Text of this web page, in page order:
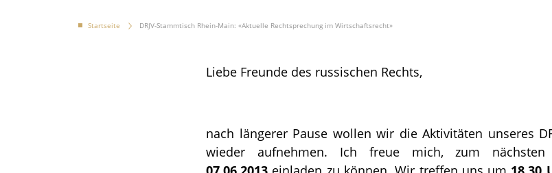
Startseite DRJV-Stammtisch Rhein-Main: «Aktuelle Rechtsprechung im Wirtschaftsrecht»
Liebe Freunde des russischen Rechts,
nach längerer Pause wollen wir die Aktivitäten unseres
wieder aufnehmen. Ich freue mich, zum